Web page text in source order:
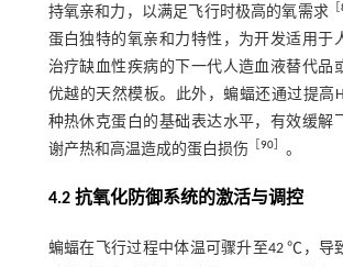
持氧亲和力，以满足飞行时极高的氧需求 ［
蛋白独特的氧亲和力特性，为开发适用于
治疗缺血性疾病的下一代人造血液替代品
优越的天然模板。此外，蝙蝠还通过提高
种热休克蛋白的基础表达水平，有效缓解
谢产热和高温造成的蛋白损伤
90］ 。
4.2 抗氧化防御系统的激活与调控
蝙蝠在飞行过程中体温可骤升至42 ℃，导